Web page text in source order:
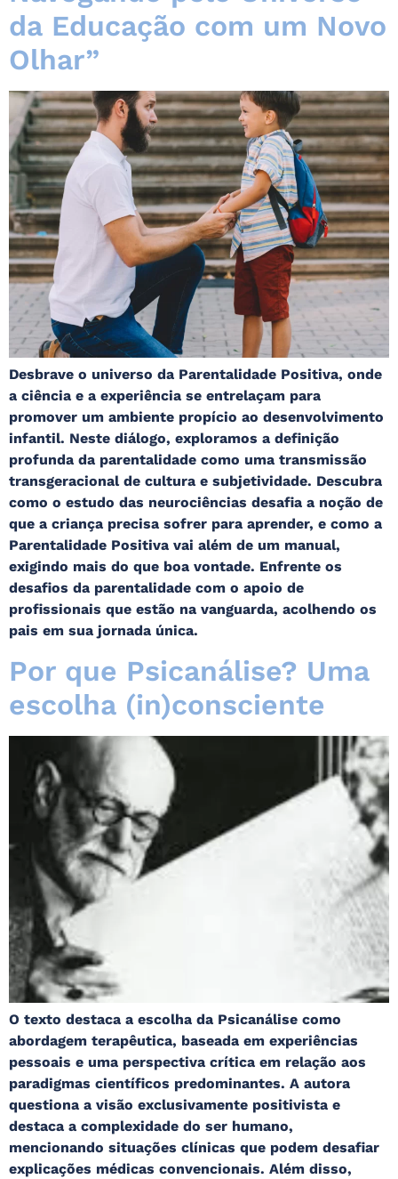
da Educação com um Novo
Olhar”
Desbrave o universo da Parentalidade Positiva, onde
a ciência e a experiência se entrelaçam para
promover um ambiente propício ao desenvolvimento
infantil. Neste diálogo, exploramos a definição
profunda da parentalidade como uma transmissão
transgeracional de cultura e subjetividade. Descubra
como o estudo das neurociências desafia a noção de
que a criança precisa sofrer para aprender, e como a
Parentalidade Positiva vai além de um manual,
exigindo mais do que boa vontade. Enfrente os
desafios da parentalidade com o apoio de
profissionais que estão na vanguarda, acolhendo os
pais em sua jornada única.
Por que Psicanálise? Uma
escolha (in)consciente
O texto destaca a escolha da Psicanálise como
abordagem terapêutica, baseada em experiências
pessoais e uma perspectiva crítica em relação aos
paradigmas científicos predominantes. A autora
questiona a visão exclusivamente positivista e
destaca a complexidade do ser humano,
mencionando situações clínicas que podem desafiar
explicações médicas convencionais. Além disso,